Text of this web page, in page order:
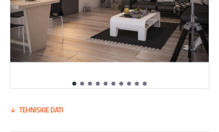
TEHNISKIE DATI